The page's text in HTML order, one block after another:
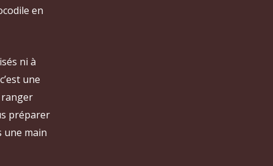
en
ni à
une
ranger
préparer
une main